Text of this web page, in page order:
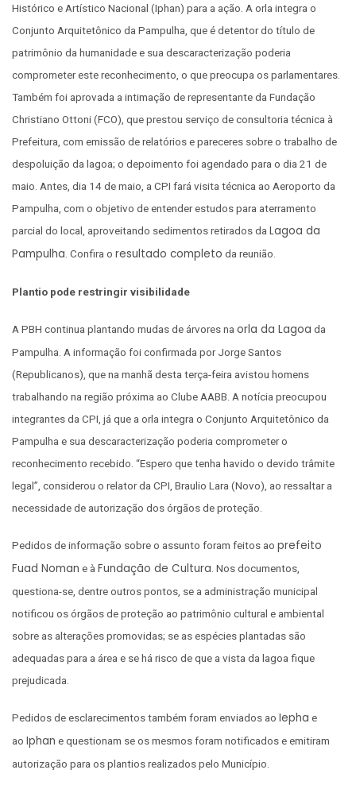
Histórico e Artístico Nacional (Iphan) para a ação. A orla integra o
Conjunto Arquitetônico da Pampulha, que é detentor do título de
patrimônio da humanidade e sua descaracterização poderia
comprometer este reconhecimento, o que preocupa os parlamentares.
Também foi aprovada a intimação de representante da Fundação
Christiano Ottoni (FCO), que prestou serviço de consultoria técnica à
Prefeitura, com emissão de relatórios e pareceres sobre o trabalho de
despoluição da lagoa; o depoimento foi agendado para o dia 21 de
maio. Antes, dia 14 de maio, a CPI fará visita técnica ao Aeroporto da
Pampulha, com o objetivo de entender estudos para aterramento
parcial do local, aproveitando sedimentos retirados da Lagoa da
Pampulha . Confira o resultado completo da reunião.
Plantio pode restringir visibilidade
A PBH continua plantando mudas de árvores na orla da Lagoa da
Pampulha. A informação foi confirmada por Jorge Santos
(Republicanos), que na manhã desta terça-feira avistou homens
trabalhando na região próxima ao Clube AABB. A notícia preocupou
integrantes da CPI, já que a orla integra o Conjunto Arquitetônico da
Pampulha e sua descaracterização poderia comprometer o
reconhecimento recebido. “Espero que tenha havido o devido trâmite
legal”, considerou o relator da CPI, Braulio Lara (Novo), ao ressaltar a
necessidade de autorização dos órgãos de proteção.
Pedidos de informação sobre o assunto foram feitos ao prefeito
Fuad Noman e àFundação de Cultura. Nos documentos,
questiona-se, dentre outros pontos, se a administração municipal
notificou os órgãos de proteção ao patrimônio cultural e ambiental
sobre as alterações promovidas; se as espécies plantadas são
adequadas para a área e se há risco de que a vista da lagoa fique
prejudicada.
Pedidos de esclarecimentos também foram enviados ao Iepha e
ao Iphan e questionam se os mesmos foram notificados e emitiram
autorização para os plantios realizados pelo Município.